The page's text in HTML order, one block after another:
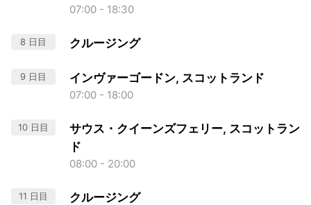
07:00 - 18:30
8 日目 クルージング
9 日目 インヴァーゴードン, スコットランド
07:00 - 18:00
10 日目
サウス・クイーンズフェリー, スコットラン
ド
08:00 - 20:00
11 日目 クルージング